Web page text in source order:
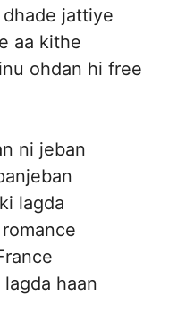
jattiye
aa kithe
ohdan hi free
ni jeban
lagda
haan